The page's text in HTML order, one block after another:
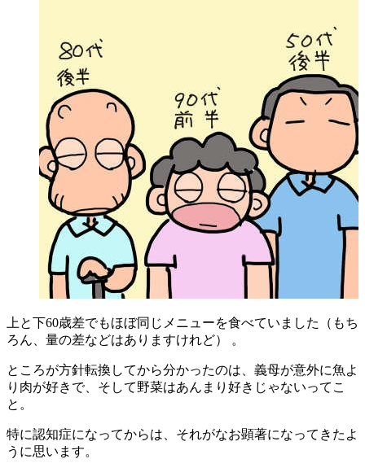
上と下60歳差でもほぼ同じメニューを食べていました（もち
ろん、量の差などはありますけれど） 。
ところが方針転換してから分かったのは、義母が意外に魚よ
り肉が好きで、そして野菜はあんまり好きじゃないってこ
と。
特に認知症になってからは、それがなお顕著になってきたよ
うに思います。